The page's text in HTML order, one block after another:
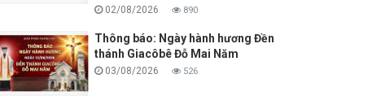
02/08/2026 890
Thông báo: Ngày hành hương Đền
thánh Giacôbê Đỗ Mai Năm
03/08/2026 526